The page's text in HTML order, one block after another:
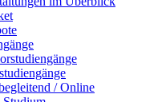
/ Online